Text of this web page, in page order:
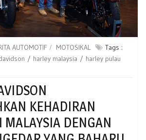
AUTOMOTIF MOTOSIKAL
Tags :
harley malaysia
harley pulau
KEHADIRAN
MALAYSIA DENGAN